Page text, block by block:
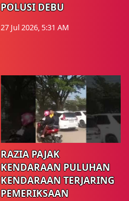
POLUSI DEBU
27 Jul 2026, 5:31 AM
RAZIA PAJAK
KENDARAAN PULUHAN
KENDARAAN TERJARING
PEMERIKSAAN